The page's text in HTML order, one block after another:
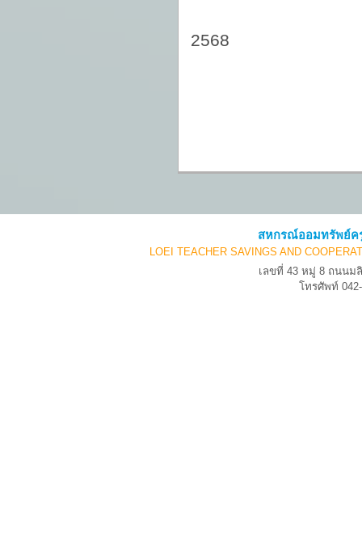
2568
สหกรณ์ออมทรัพย์ค
LOEI TEACHER SAVINGS AND
เลขที่ 43 หมู่ 8 ถนนม
โทรศัพท์